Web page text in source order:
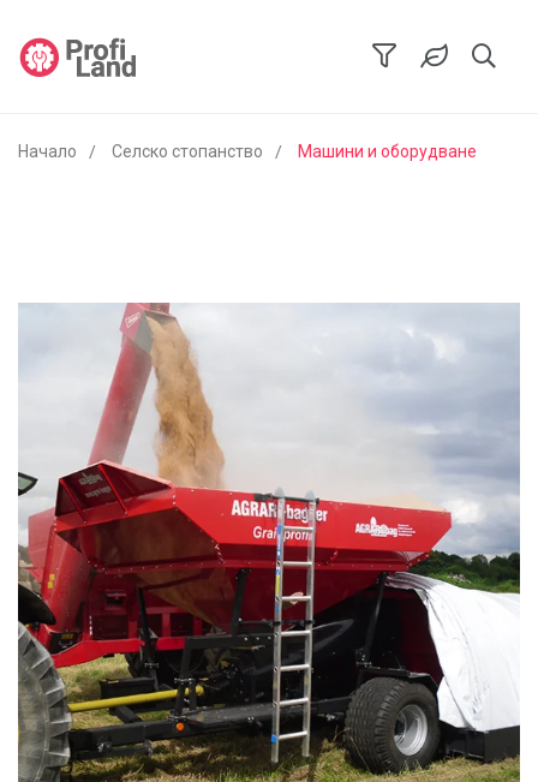
Начало Селско стопанство Машини и оборудване